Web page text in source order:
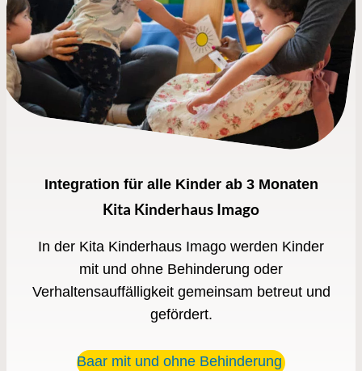
Integration für alle Kinder ab 3 Monaten
Kita Kinderhaus Imago
In der Kita Kinderhaus Imago werden Kinder
mit und ohne Behinderung oder
Verhaltensauffälligkeit gemeinsam betreut und
gefördert.
Baar mit und ohne Behinderung